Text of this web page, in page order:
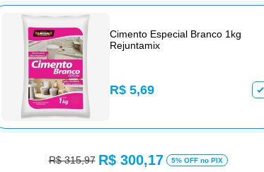
Cimento Especial Branco 1kg
Rejuntamix
R$ 5,69
R$ 315,97 R$ 300,17 5% OFF no PIX